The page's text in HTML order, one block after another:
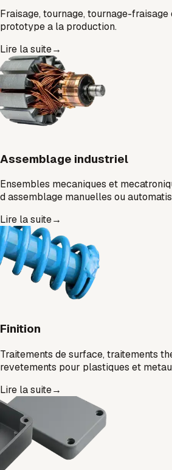
Fraisage, tournage, tournage-
prototype a la production.
Lire la suite→
Assemblage industriel
Ensembles mecaniques et
d assemblage manuelles ou
Lire la suite→
Finition
Traitements de surface, traitements
revetements pour plastiques et
Lire la suite→